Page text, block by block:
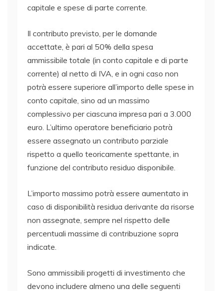
capitale e spese di parte corrente.
Il contributo previsto, per le domande
accettate, è pari al 50% della spesa
ammissibile totale (in conto capitale e di parte
corrente) al netto di IVA, e in ogni caso non
potrà essere superiore all’importo delle spese in
conto capitale, sino ad un massimo
complessivo per ciascuna impresa pari a 3.000
euro. L’ultimo operatore beneficiario potrà
essere assegnato un contributo parziale
rispetto a quello teoricamente spettante, in
funzione del contributo residuo disponibile.
L’importo massimo potrà essere aumentato in
caso di disponibilità residua derivante da risorse
non assegnate, sempre nel rispetto delle
percentuali massime di contribuzione sopra
indicate.
Sono ammissibili progetti di investimento che
devono includere almeno una delle seguenti